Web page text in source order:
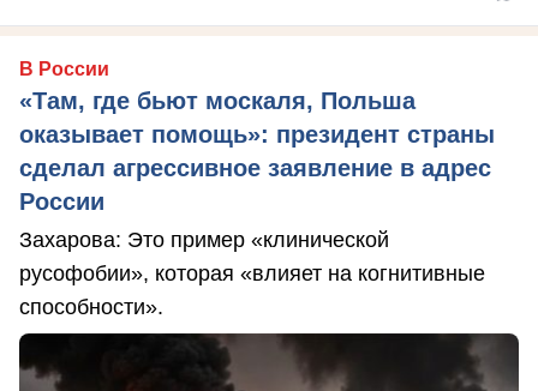
В России
«Там, где бьют москаля, Польша
оказывает помощь»: президент страны
сделал агрессивное заявление в адрес
России
Захарова: Это пример «клинической
русофобии», которая «влияет на когнитивные
способности».